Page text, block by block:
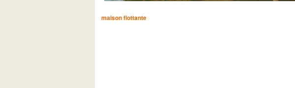
maison flottante